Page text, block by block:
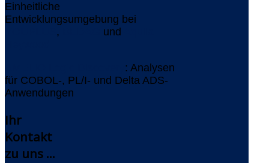
Einheitliche
Entwicklungsumgebung bei
, und
: Analysen
für COBOL-, PL/I- und Delta ADS-
Anwendungen
Ihr
Kontakt
zu uns ...